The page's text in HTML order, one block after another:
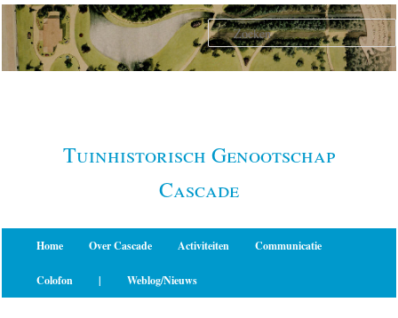
Spring
naar
primaire
Tuinhistorisch Genootschap
Cascade
Home Over Cascade Activiteiten Communicatie
Colofon | Weblog/Nieuws